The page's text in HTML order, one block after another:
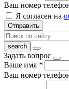
Ваш номер
Я согласен на
Отправить
Задать вопрос
Ваше имя *
Ваш номер